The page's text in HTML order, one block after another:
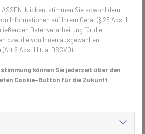
verpresst. Diese besondere Verarbeitung
sowie eine widerstandsfähige
Komponenten.
und Dichtungen bestehen aus
Ein weiterer Aspekt ist das patentierte
aus einem Hightech-Faden mit hoher
langfristig erhalten.
klicken, stimmen Sie sowohl dem
Informationen auf Ihrem Gerät (§ 25 Abs. 1
Datenverarbeitung für die
bzw. die von Ihnen ausgewählten
6 Abs. 1 lit. a. DSGVO).
können Sie jederzeit über den
Cookie-Button für die Zukunft